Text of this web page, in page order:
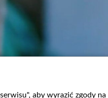
aby wyrazić zgody